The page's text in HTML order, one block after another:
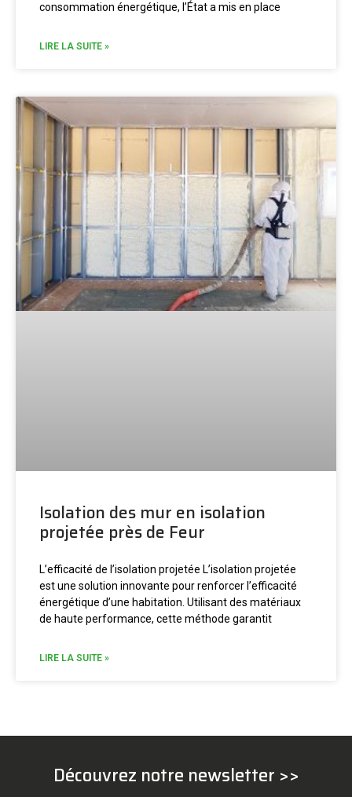
consommation énergétique, l’État a mis en place
LIRE LA SUITE »
Isolation des mur en isolation
projetée près de Feur
L’efficacité de l’isolation projetée L’isolation projetée
est une solution innovante pour renforcer l’efficacité
énergétique d’une habitation. Utilisant des matériaux
de haute performance, cette méthode garantit
LIRE LA SUITE »
Découvrez notre newsletter >>